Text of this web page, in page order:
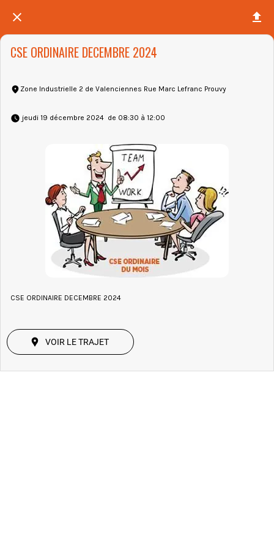
CSE ORDINAIRE DECEMBRE 2024
Zone Industrielle 2 de Valenciennes Rue Marc Lefranc Prouvy
jeudi 19 décembre 2024  de 08:30 à 12:00
CSE ORDINAIRE DECEMBRE 2024
VOIR LE TRAJET